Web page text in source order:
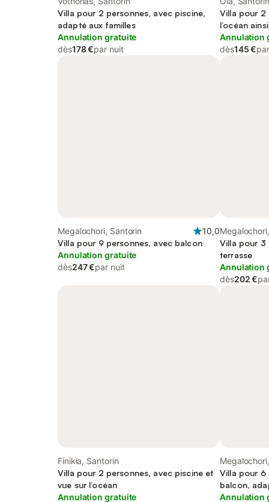
Villa pour 2 personnes, avec piscine,
adapté aux familles
Annulation gratuite
dès178 €par nuit
Villa pour 2
l’océan
Annulation
dès145 €
Megalochori, Santorin
10,0
Villa pour 9 personnes, avec balcon
Annulation gratuite
dès247 €par nuit
Villa pour 3
terrasse
Annulation
dès202 €
Finikia, Santorin
Villa pour 2 personnes, avec piscine et
vue sur l’océan
Annulation gratuite
Villa pour 6
balcon,
Annulation